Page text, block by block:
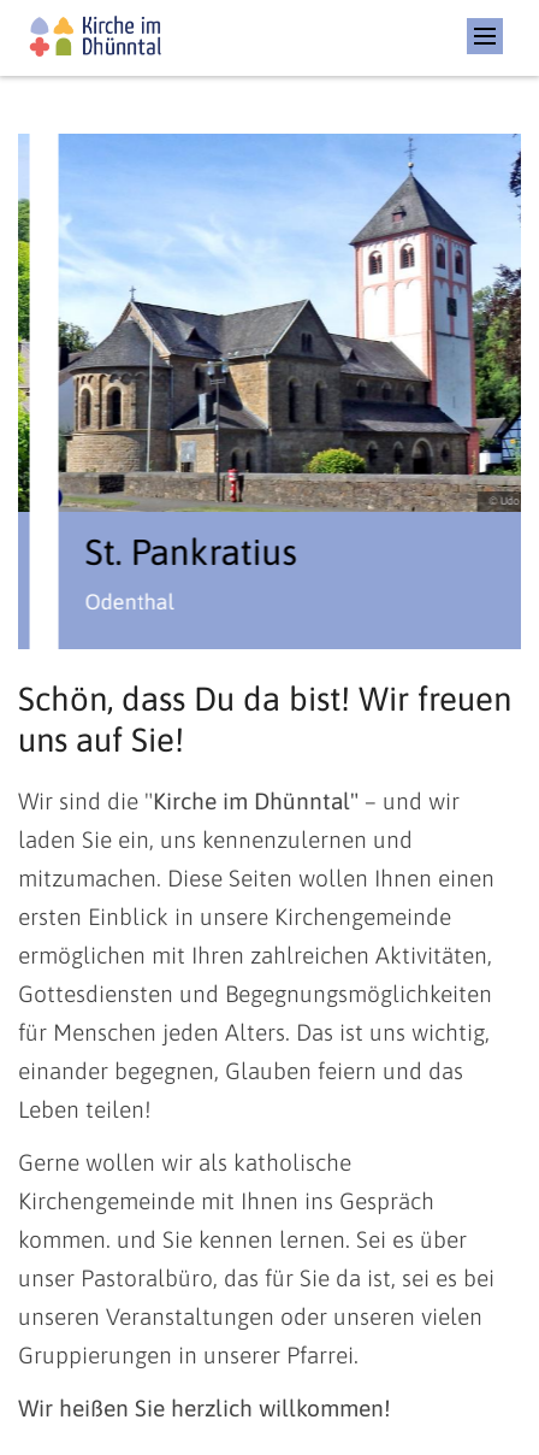
© Udo Casel
St. Pankratius
Odenthal
Schön, dass Du da bist! Wir freuen
uns auf Sie!
Wir sind die "Kirche im Dhünntal" – und wir
laden Sie ein, uns kennenzulernen und
mitzumachen. Diese Seiten wollen Ihnen einen
ersten Einblick in unsere Kirchengemeinde
ermöglichen mit Ihren zahlreichen Aktivitäten,
Gottesdiensten und Begegnungsmöglichkeiten
für Menschen jeden Alters. Das ist uns wichtig,
einander begegnen, Glauben feiern und das
Leben teilen!
Gerne wollen wir als katholische
Kirchengemeinde mit Ihnen ins Gespräch
kommen. und Sie kennen lernen. Sei es über
unser Pastoralbüro, das für Sie da ist, sei es bei
unseren Veranstaltungen oder unseren vielen
Gruppierungen in unserer Pfarrei.
Wir heißen Sie herzlich willkommen!